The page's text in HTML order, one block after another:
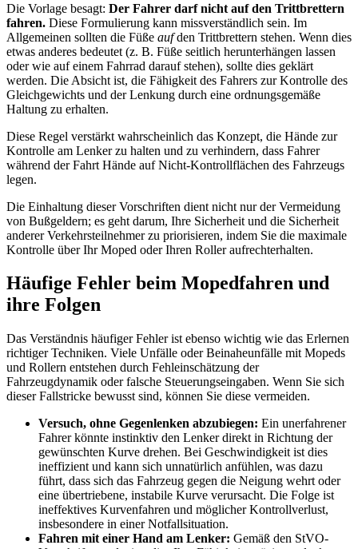
Die Vorlage besagt: Der Fahrer darf nicht auf den Trittbrettern
fahren. Diese Formulierung kann missverständlich sein. Im
Allgemeinen sollten die Füße aufden Trittbrettern stehen. Wenn dies
etwas anderes bedeutet (z. B. Füße seitlich herunterhängen lassen
oder wie auf einem Fahrrad darauf stehen), sollte dies geklärt
werden. Die Absicht ist, die Fähigkeit des Fahrers zur Kontrolle des
Gleichgewichts und der Lenkung durch eine ordnungsgemäße
Haltung zu erhalten.
Diese Regel verstärkt wahrscheinlich das Konzept, die Hände zur
Kontrolle am Lenker zu halten und zu verhindern, dass Fahrer
während der Fahrt Hände auf Nicht-Kontrollflächen des Fahrzeugs
legen.
Die Einhaltung dieser Vorschriften dient nicht nur der Vermeidung
von Bußgeldern; es geht darum, Ihre Sicherheit und die Sicherheit
anderer Verkehrsteilnehmer zu priorisieren, indem Sie die maximale
Kontrolle über Ihr Moped oder Ihren Roller aufrechterhalten.
Häufige Fehler beim Mopedfahren und
ihre Folgen
Das Verständnis häufiger Fehler ist ebenso wichtig wie das Erlernen
richtiger Techniken. Viele Unfälle oder Beinaheunfälle mit Mopeds
und Rollern entstehen durch Fehleinschätzung der
Fahrzeugdynamik oder falsche Steuerungseingaben. Wenn Sie sich
dieser Fallstricke bewusst sind, können Sie diese vermeiden.
Versuch, ohne Gegenlenken abzubiegen: Ein unerfahrener
Fahrer könnte instinktiv den Lenker direkt in Richtung der
gewünschten Kurve drehen. Bei Geschwindigkeit ist dies
ineffizient und kann sich unnatürlich anfühlen, was dazu
führt, dass sich das Fahrzeug gegen die Neigung wehrt oder
eine übertriebene, instabile Kurve verursacht. Die Folge ist
ineffektives Kurvenfahren und möglicher Kontrollverlust,
insbesondere in einer Notfallsituation.
Fahren mit einer Hand am Lenker: Gemäß den StVO-